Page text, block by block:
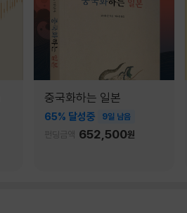
중국화하는 일본
65% 달성중 9일 남음
펀딩금액 652,500원